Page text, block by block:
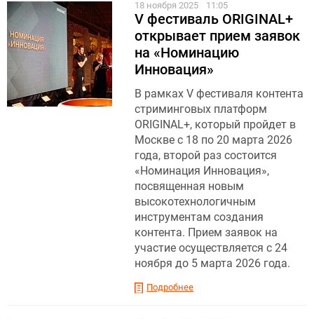
18 ноября 2025 11:05
V фестиваль ORIGINAL+
открывает прием заявок
на «Номинацию
Инновация»
В рамках V фестиваля контента
стриминговых платформ
ORIGINAL+, который пройдет в
Москве с 18 по 20 марта 2026
года, второй раз состоится
«Номинация Инновация»,
посвященная новым
высокотехнологичным
инструментам создания
контента. Прием заявок на
участие осуществляется с 24
ноября до 5 марта 2026 года.
Подробнее